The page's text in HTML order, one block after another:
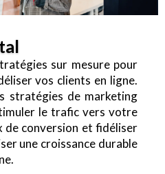
sur mesure pour
vos clients en ligne.
stratégies de marketing
le trafic vers votre
de conversion et fidéliser
une croissance durable